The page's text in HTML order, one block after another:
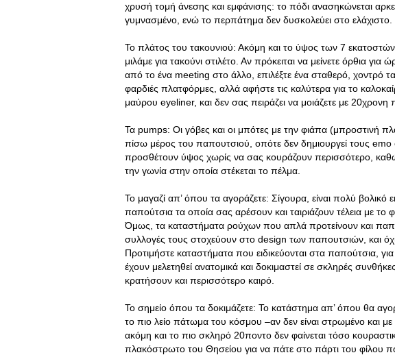
χρυσή τομή άνεσης και εμφάνισης: το πόδι ανασηκώνεται
γυμνασμένο, ενώ το περπάτημα δεν δυσκολεύει στο ελάχιστο.
Το πλάτος του τακουνιού: Ακόμη και το ύψος των 7 εκατοστών
μιλάμε για τακούνι στιλέτο. Αν πρόκειται να μείνετε όρθια
από το ένα meeting στο άλλο, επιλέξτε ένα σταθερό, χοντρό
φαρδιές πλατφόρμες, αλλά αφήστε τις καλύτερα για το
μαύρου eyeliner, και δεν σας πειράζει να μοιάζετε με 20χρονη
Τα pumps: Οι γόβες και οι μπότες με την φιάπα (μπροστινή
πίσω μέρος του παπουτσιού, οπότε δεν δημιουργεί τους
προσθέτουν ύψος χωρίς να σας κουράζουν περισσότερο,
την γωνία στην οποία στέκεται το πέλμα.
Το μαγαζί απ’ όπου τα αγοράζετε: Σίγουρα, είναι πολύ βολικό
παπούτσια τα οποία σας αρέσουν και ταιριάζουν τέλεια με
Όμως, τα καταστήματα ρούχων που απλά προτείνουν και
συλλογές τους στοχεύουν στο design των παπουτσιών, και
Προτιμήστε καταστήματα που ειδικεύονται στα παπούτσια, για
έχουν μελετηθεί ανατομικά και δοκιμαστεί σε σκληρές
κρατήσουν και περισσότερο καιρό.
Το σημείο όπου τα δοκιμάζετε: Το κατάστημα απ’ όπου θα
το πιο λείο πάτωμα του κόσμου –αν δεν είναι στρωμένο και
ακόμη και το πιο σκληρό 20ποντο δεν φαίνεται τόσο
πλακόστρωτο του Θησείου για να πάτε στο πάρτι του φίλου